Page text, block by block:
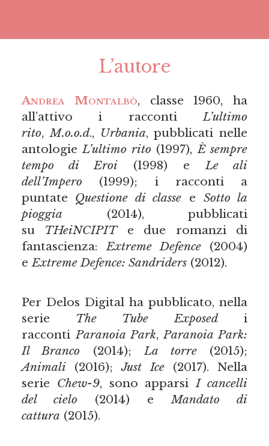
L’autore
Andrea Montalbò, classe 1960, ha
all’attivo i raccontiL’ultimo
rito,M.o.o.d., Urbania, pubblicati nelle
antologieL’ultimo rito(1997),È sempre
tempo di Eroi (1998) eLe ali
dell’Impero(1999); i racconti a
puntate Questione di classe e Sotto la
pioggia (2014), pubblicati
su THeiNCIPITe due romanzi di
fantascienza:Extreme Defence (2004)
eExtreme Defence: Sandriders(2012).
Per Delos Digital ha pubblicato, nella
serie The Tube Exposedi
racconti Paranoia Park, Paranoia Park:
Il Branco (2014); La torre(2015);
Animali(2016);Just Ice(2017). Nella
serie Chew-9, sono apparsi I cancelli
del cielo(2014) e Mandato di
cattura (2015).